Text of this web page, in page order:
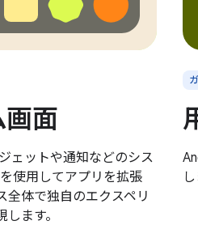
画面
ェットや通知などのシス
使用してアプリを拡張
全体で独自のエクスペリ
ます。
し